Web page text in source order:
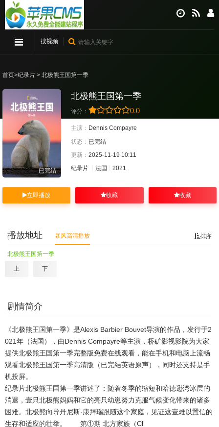
搜视频
首页>纪录片 > 北极熊王国第一季
已完结
北极熊王国第一季
评分： 0.0
主演： Dennis Compayre
状态： 已完结
更新： 2025-11-19 10:11
纪录片
法国 2021
立即播放 收藏 收藏
排序
播放地址 暴风高清播放
北极熊王国第一季
上 下
剧情简介
《北极熊王国第一季》是Alexis Barbier Bouvet导演的作品，发行于2
021年（法国），由Dennis Compayre等主演，桥矿影视影院为大家
提供北极熊王国第一季完整版免费在线观看，能在手机和电脑上流畅
观看北极熊王国第一季高清版（已完结英语原声），同时还支持是手
机投屏。
纪录片北极熊王国第一季讲述了：随着冬季的缩短和哈德逊湾冰层的
消退，壹只北极熊妈妈和它的亮只幼崽努力克服气候变化带来的诸多
困难。北极熊向导丹尼斯·康拜瑞跟随这个家庭，见证这壹难以置信的
生存和适应的壮举。 第①期 北方家族（Cl